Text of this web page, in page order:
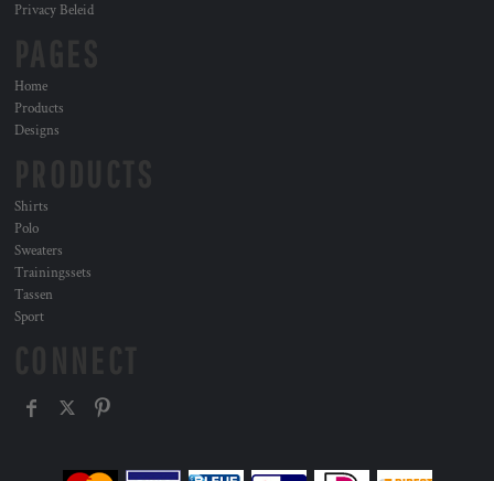
Privacy Beleid
Home
Products
Designs
Shirts
Polo
Sweaters
Trainingssets
Tassen
Sport